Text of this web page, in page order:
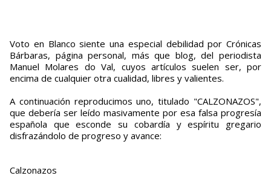
Voto en Blanco siente una especial debilidad por Crónicas
Bárbaras, página personal, más que blog, del periodista
Manuel Molares do Val, cuyos artículos suelen ser, por
encima de cualquier otra cualidad, libres y valientes.
A continuación reproducimos uno, titulado "CALZONAZOS",
que debería ser leído masivamente por esa falsa progresía
española que esconde su cobardía y espíritu gregario
disfrazándolo de progreso y avance:
Calzonazos